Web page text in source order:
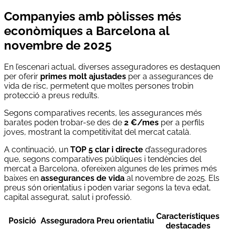
Companyies amb pòlisses més
econòmiques a Barcelona al
novembre de 2025
En l’escenari actual, diverses asseguradores es destaquen
per oferir primes molt ajustades per a assegurances de
vida de risc, permetent que moltes persones trobin
protecció a preus reduïts.
Segons comparatives recents, les assegurances més
barates poden trobar-se des de 2 €/mes per a perfils
joves, mostrant la competitivitat del mercat català.
A continuació, un TOP 5 clar i directe d’asseguradores
que, segons comparatives públiques i tendències del
mercat a Barcelona, ofereixen algunes de les primes més
baixes en assegurances de vida al novembre de 2025. Els
preus són orientatius i poden variar segons la teva edat,
capital assegurat, salut i professió.
Posició Asseguradora Preu orientatiu Característiques
destacades